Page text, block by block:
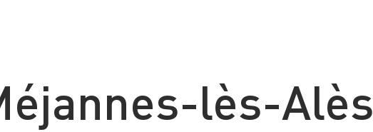
lès-Alès